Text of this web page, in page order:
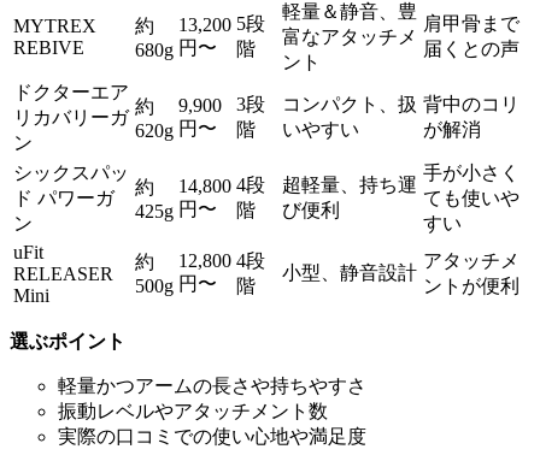
MYTREX
REBIVE
約
680g
13,200
円〜
5段
階
軽量＆静音、豊
富なアタッチメ
ント
肩甲骨まで
届くとの声
ドクターエア
リカバリーガ
ン
約
620g
9,900
円〜
3段
階
コンパクト、扱
いやすい
背中のコリ
が解消
シックスパッ
ド パワーガ
ン
約
425g
14,800
円〜
4段
階
超軽量、持ち運
び便利
手が小さく
ても使いや
すい
uFit
RELEASER
Mini
約
500g
12,800
円〜
4段
階
小型、静音設計
アタッチメ
ントが便利
選ぶポイント
軽量かつアームの長さや持ちやすさ
振動レベルやアタッチメント数
実際の口コミでの使い心地や満足度